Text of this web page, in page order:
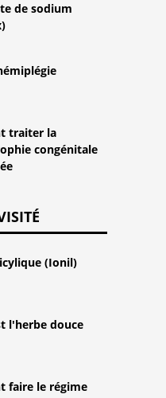
de sodium
traiter la
congénitale
(Ionil)
l'herbe douce
faire le régime